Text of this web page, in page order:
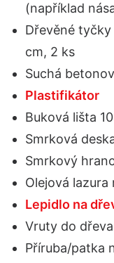
(například
Dřevěné
cm, 2 ks
Suchá
Plastifikátor
Buková lišta
Smrková
Smrkový
Olejová lazura
Lepidlo na
Vruty do dřeva
Příruba/patka